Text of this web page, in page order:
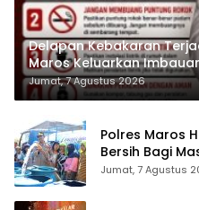
Delapan Kebakaran
Maros Keluarkan
Jumat, 7 Agustus 2026
Polres Maros
Bersih Bagi
Air Bersih Di
Jumat, 7 Agustus